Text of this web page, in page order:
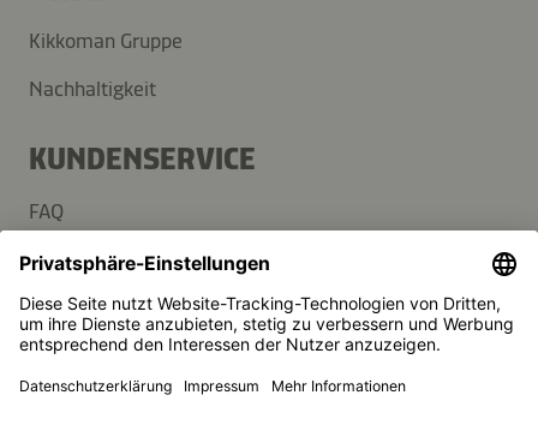
Kikkoman Gruppe
Nachhaltigkeit
KUNDENSERVICE
FAQ
Kontakt
Newsletter
Presse